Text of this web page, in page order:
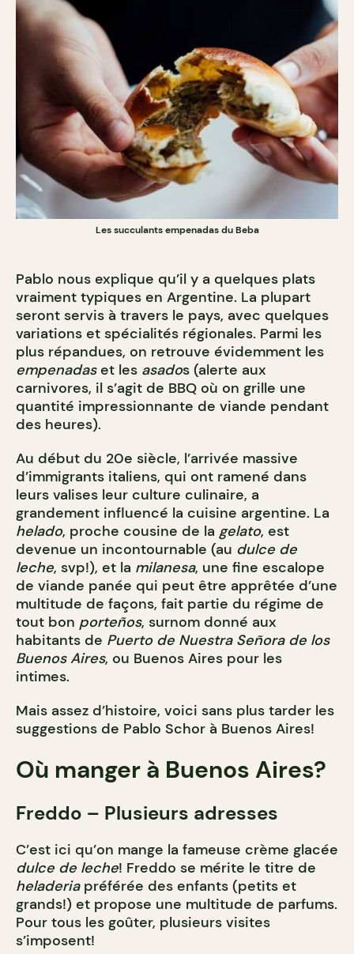
Les succulants empenadas du Beba
Pablo nous explique qu’il y a quelques plats
vraiment typiques en Argentine. La plupart
seront servis à travers le pays, avec quelques
variations et spécialités régionales. Parmi les
plus répandues, on retrouve évidemment les
empenadaset les asados (alerte aux
carnivores, il s’agit de BBQ où on grille une
quantité impressionnante de viande pendant
des heures).
Au début du 20e siècle, l’arrivée massive
d’immigrants italiens, qui ont ramené dans
leurs valises leur culture culinaire, a
grandement influencé la cuisine argentine. La
helado, proche cousine de la gelato, est
devenue un incontournable (au dulce de
leche, svp!), et la milanesa, une fine escalope
de viande panée qui peut être apprêtée d’une
multitude de façons, fait partie du régime de
tout bon porteños, surnom donné aux
habitants de Puerto de Nuestra Señora de los
Buenos Aires, ou Buenos Aires pour les
intimes.
Mais assez d’histoire, voici sans plus tarder les
suggestions de Pablo Schor à Buenos Aires!
Où manger à Buenos Aires?
Freddo – Plusieurs adresses
C’est ici qu’on mange la fameuse crème glacée
dulce de leche! Freddo se mérite le titre de
heladeriapréférée des enfants (petits et
grands!) et propose une multitude de parfums.
Pour tous les goûter, plusieurs visites
s’imposent!